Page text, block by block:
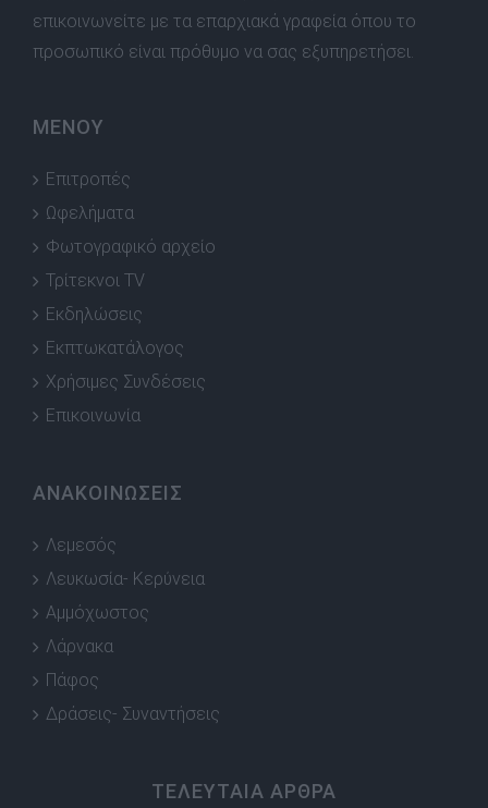
επικοινωνείτε με τα επαρχιακά γραφεία όπου το
προσωπικό είναι πρόθυμο να σας εξυπηρετήσει.
ΜΕΝΟΥ
Επιτροπές
Ωφελήματα
Φωτογραφικό αρχείο
Τρίτεκνοι TV
Εκδηλώσεις
Εκπτωκατάλογος
Χρήσιμες Συνδέσεις
Επικοινωνία
ΑΝΑΚΟΙΝΩΣΕΙΣ
Λεμεσός
Λευκωσία- Κερύνεια
Αμμόχωστος
Λάρνακα
Πάφος
Δράσεις- Συναντήσεις
ΤΕΛΕΥΤΑΙΑ ΑΡΘΡΑ